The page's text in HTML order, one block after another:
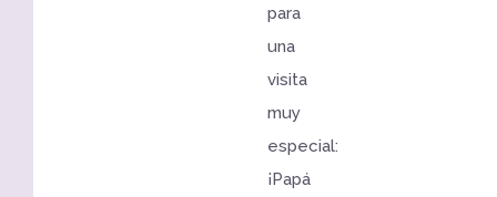
para
una
visita
muy
especial:
¡Papá